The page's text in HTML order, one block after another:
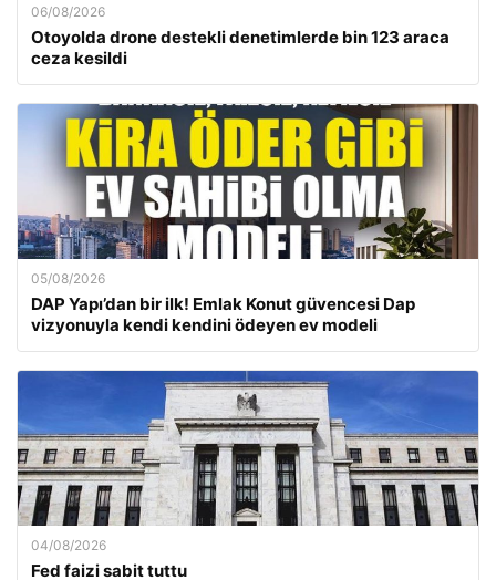
06/08/2026
Otoyolda drone destekli denetimlerde bin 123 araca
ceza kesildi
05/08/2026
DAP Yapı’dan bir ilk! Emlak Konut güvencesi Dap
vizyonuyla kendi kendini ödeyen ev modeli
04/08/2026
Fed faizi sabit tuttu